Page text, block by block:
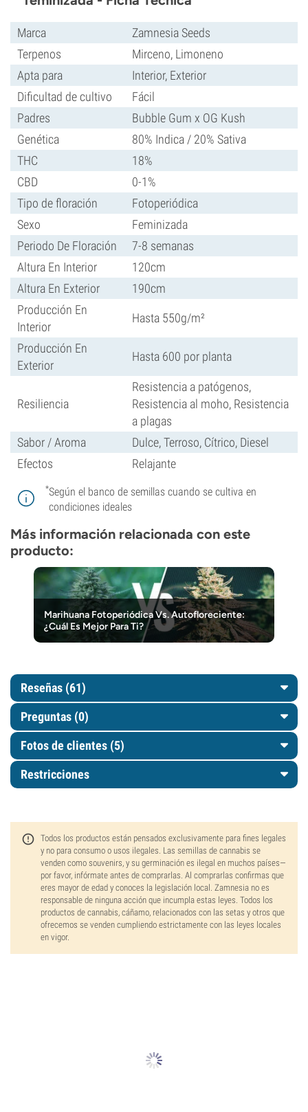
Marca
Zamnesia Seeds
Terpenos
Mirceno, Limoneno
Apta para
Interior, Exterior
Dificultad de cultivo
Fácil
Padres
Bubble Gum x OG Kush
Genética
80% Indica / 20% Sativa
THC
18%
CBD
0-1%
Tipo de floración
Fotoperiódica
Sexo
Feminizada
Periodo De Floración
7-8 semanas
Altura En Interior
120cm
Altura En Exterior
190cm
Producción En
Interior
Hasta 550g/m²
Producción En
Exterior
Hasta 600 por planta
Resiliencia
Resistencia a patógenos,
Resistencia al moho, Resistencia
a plagas
Sabor / Aroma
Dulce, Terroso, Cítrico, Diesel
Efectos
Relajante
*Según el banco de semillas cuando se cultiva en
condiciones ideales
Más información relacionada con este
producto:
Marihuana Fotoperiódica Vs. Autofloreciente:
¿Cuál Es Mejor Para Ti?
Reseñas (61)
Preguntas (0)
Fotos de clientes (5)
Restricciones
Todos los productos están pensados exclusivamente para fines legales
y no para consumo o usos ilegales. Las semillas de cannabis se
venden como souvenirs, y su germinación es ilegal en muchos países—
por favor, infórmate antes de comprarlas. Al comprarlas confirmas que
eres mayor de edad y conoces la legislación local. Zamnesia no es
responsable de ninguna acción que incumpla estas leyes. Todos los
productos de cannabis, cáñamo, relacionados con las setas y otros que
ofrecemos se venden cumpliendo estrictamente con las leyes locales
en vigor.